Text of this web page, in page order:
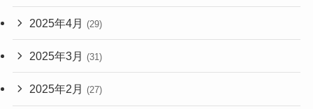
2025年4月 (29)
2025年3月 (31)
2025年2月 (27)